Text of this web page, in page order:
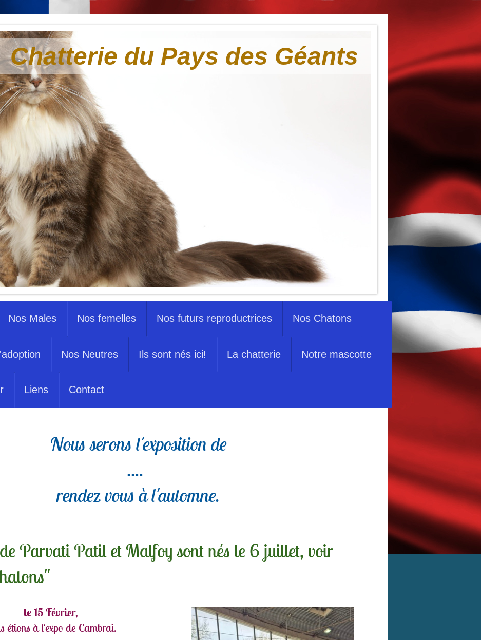
Chatterie du Pays des Géants
Nos Males Nos femelles Nos futurs reproductrices Nos Chatons
Nos Neutres Ils sont nés ici! La chatterie Notre mascotte
Liens Contact
Nous serons l'exposition de
....
rendez vous à l'automne.
Parvati Patil et Malfoy sont nés le 6 juillet, voir
le 15 Février,
étions à l'expo de Cambrai.